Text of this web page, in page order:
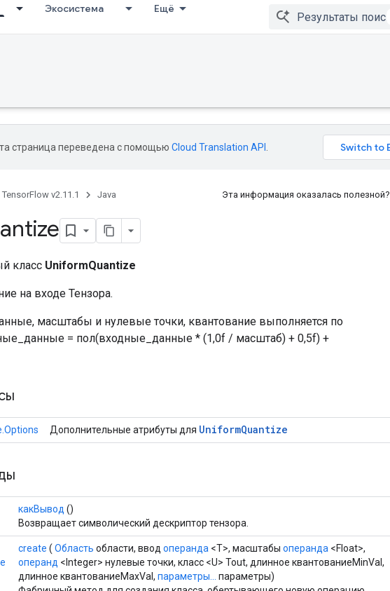
Экосистема Ещё
страница переведена с помощью Cloud Translation API
TensorFlow v2.11.1 Java Эта информация оказалась полезной?
класс UniformQuantize
на входе Тензора.
масштабы и нулевые точки, квантование выполняется по
= пол(входные_данные * (1,0f / масштаб) + 0,5f) +
Дополнительные атрибуты для UniformQuantize
какВывод ()
Возвращает символический дескриптор тензора.
create ( Область области, ввод операнда <T>, масштабы операнда <Float>,
операнд <Integer> нулевые точки, класс <U> Tout, длинное квантованиеMinVal,
длинное квантованиеMaxVal, параметры...
параметры)